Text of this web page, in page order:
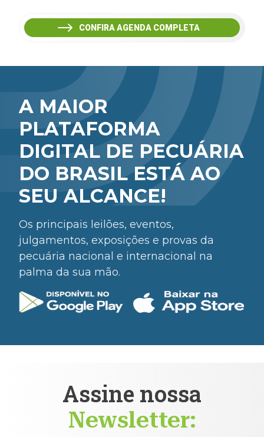
CONFIRA AGENDA COMPLETA
A MAIOR
PLATAFORMA
DIGITAL DE PECUÁRIA
DO BRASIL ESTÁ AO
SEU ALCANCE!
Os principais leilões, eventos,
julgamentos, exposições e provas da
pecuária nacional e internacional na
palma da sua mão.
Assine nossa
Newsletter: